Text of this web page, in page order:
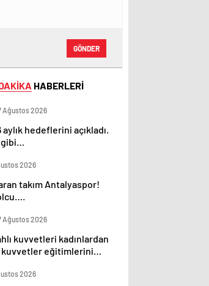
GÖNDER
HABERLERİ
Ağustos 2026
hedeflerini açıkladı.
gibi…
2026
takım Antalyaspor!
Ağustos 2026
kuvvetleri kadınlardan
kuvvetler eğitimlerini
2026